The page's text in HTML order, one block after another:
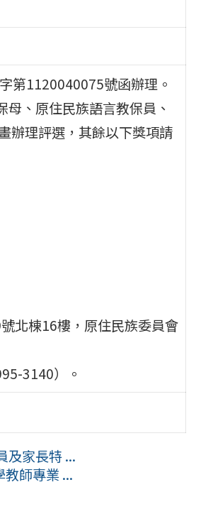
第1120040075號函辦理。
、原住民族語言教保員、
辦理評選，其餘以下獎項請
北棟16樓，原住民族委員會
3140）。
及家長特 ...
師專業 ...